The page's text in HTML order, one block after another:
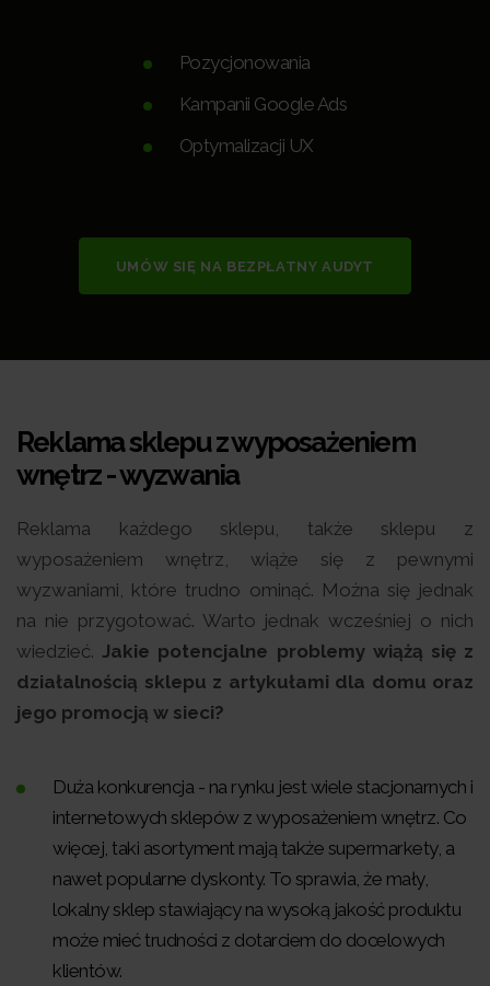
Pozycjonowania
Kampanii Google Ads
Optymalizacji UX
UMÓW SIĘ NA BEZPŁATNY AUDYT
Reklama sklepu z wyposażeniem
wnętrz - wyzwania
Reklama każdego sklepu, także sklepu z
wyposażeniem wnętrz, wiąże się z pewnymi
wyzwaniami, które trudno ominąć. Można się jednak
na nie przygotować. Warto jednak wcześniej o nich
wiedzieć. Jakie potencjalne problemy wiążą się z
działalnością sklepu z artykułami dla domu oraz
jego promocją w sieci?
Duża konkurencja - na rynku jest wiele stacjonarnych i
internetowych sklepów z wyposażeniem wnętrz. Co
więcej, taki asortyment mają także supermarkety, a
nawet popularne dyskonty. To sprawia, że mały,
lokalny sklep stawiający na wysoką jakość produktu
może mieć trudności z dotarciem do docelowych
klientów.